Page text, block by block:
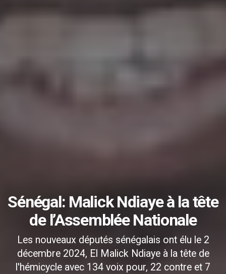
Sénégal: Malick Ndiaye à la tête
de l’Assemblée Nationale
Les nouveaux députés sénégalais ont élu le 2
décembre 2024, El Malick Ndiaye à la tête de
l'hémicycle avec 134 voix pour, 22 contre et 7